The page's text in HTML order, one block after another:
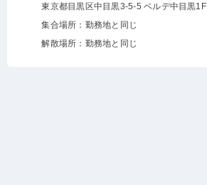
東京都目黒区中目黒3-5-5 ベルデ中目黒1F
集合場所：勤務地と同じ
解散場所：勤務地と同じ